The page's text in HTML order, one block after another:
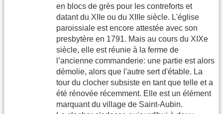
en blocs de grès pour les contreforts et
datant du XIIe ou du XIIIe siècle. L'église
paroissiale est encore attestée avec son
presbytère en 1791. Mais au cours du XIXe
siècle, elle est réunie à la ferme de
l’ancienne commanderie: une partie est alors
démolie, alors que l'autre sert d'étable. La
tour du clocher subsiste en tant que telle et a
été rénovée récemment. Elle est un élément
marquant du village de Saint-Aubin.